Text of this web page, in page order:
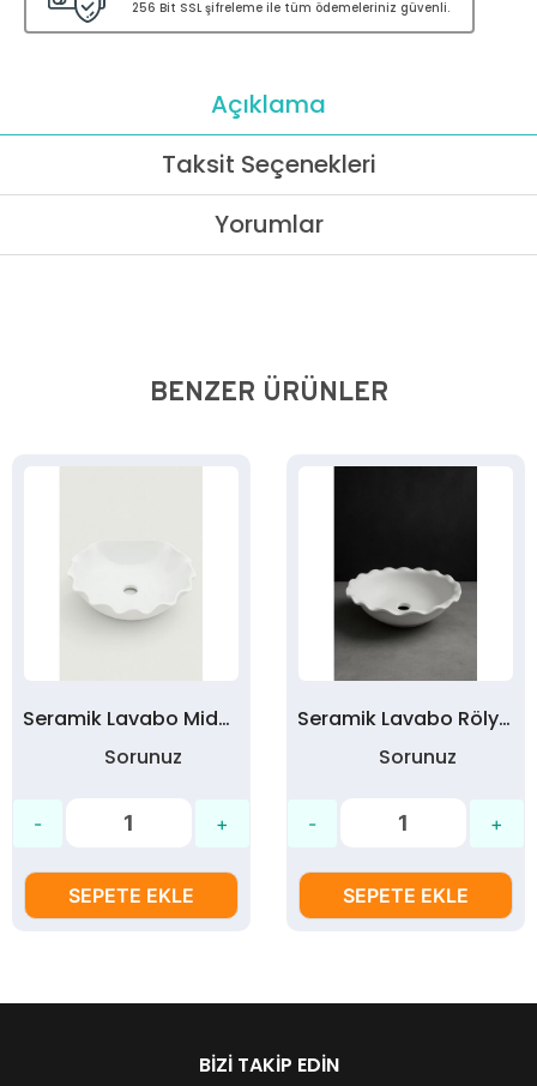
256 Bit SSL şifreleme ile tüm ödemeleriniz güvenli.
Açıklama
Taksit Seçenekleri
Yorumlar
BENZER ÜRÜNLER
Seramik Lavabo Midye Model Ham Bisküvi
Sorunuz
SEPETE EKLE
Seramik Lavabo Rölyefli Ham Bisküvi ( 40 cm çap )
Sorunuz
SEPETE EKLE
BIZI TAKIP EDIN